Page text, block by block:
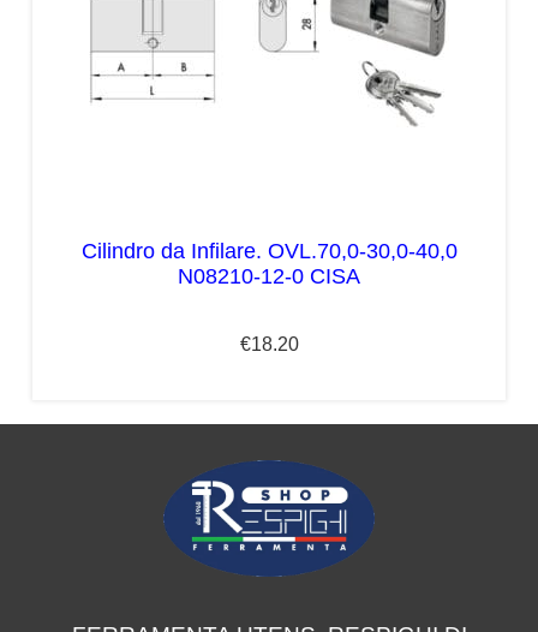
Cilindro da Infilare. OVL.70,0-30,0-40,0
N08210-12-0 CISA
€18.20